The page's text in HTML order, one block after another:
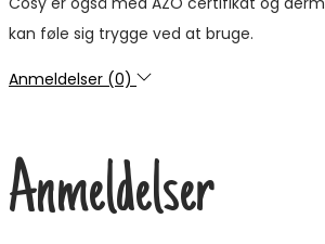
kan føle sig trygge ved at bruge.
Anmeldelser (0)
Anmeldelser